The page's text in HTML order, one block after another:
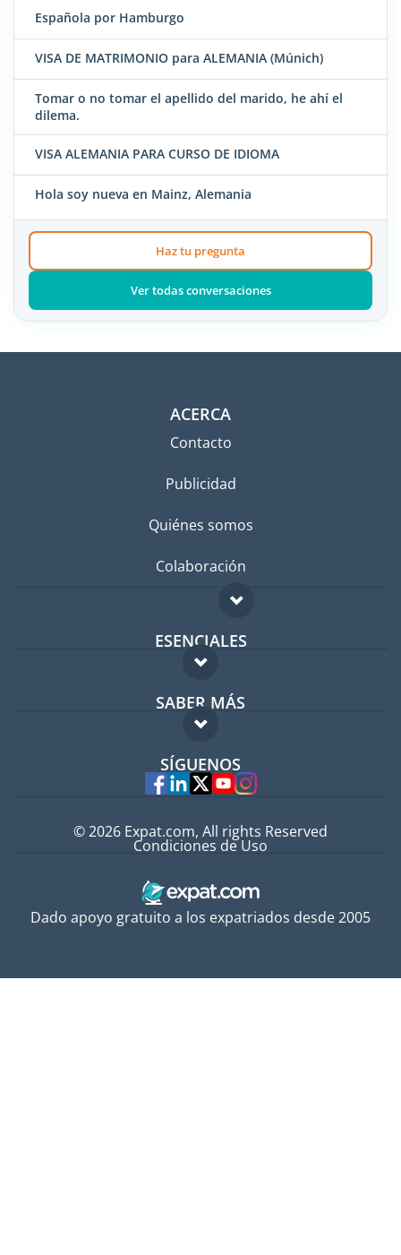
Española por Hamburgo
VISA DE MATRIMONIO para ALEMANIA (Múnich)
Tomar o no tomar el apellido del marido, he ahí el
dilema.
VISA ALEMANIA PARA CURSO DE IDIOMA
Hola soy nueva en Mainz, Alemania
Haz tu pregunta
Ver todas conversaciones
ACERCA
Contacto
Publicidad
Quiénes somos
Colaboración
ESENCIALES
Foro para expatriados
Guía para expatriados
Trabajos en el extranjero
SABER MÁS
FAQ
Expertos
SÍGUENOS
Dado apoyo gratuito a los expatriados desde 2005
© 2026 Expat.com, All rights Reserved
Condiciones de Uso